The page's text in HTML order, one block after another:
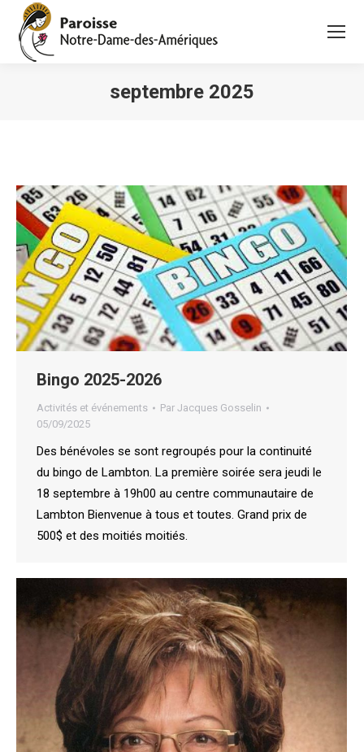
septembre 2025
Bingo 2025-2026
Activités et événements Par Jacques Gosselin
05/09/2025
Des bénévoles se sont regroupés pour la continuité
du bingo de Lambton. La première soirée sera jeudi le
18 septembre à 19h00 au centre communautaire de
Lambton Bienvenue à tous et toutes. Grand prix de
500$ et des moitiés moitiés.